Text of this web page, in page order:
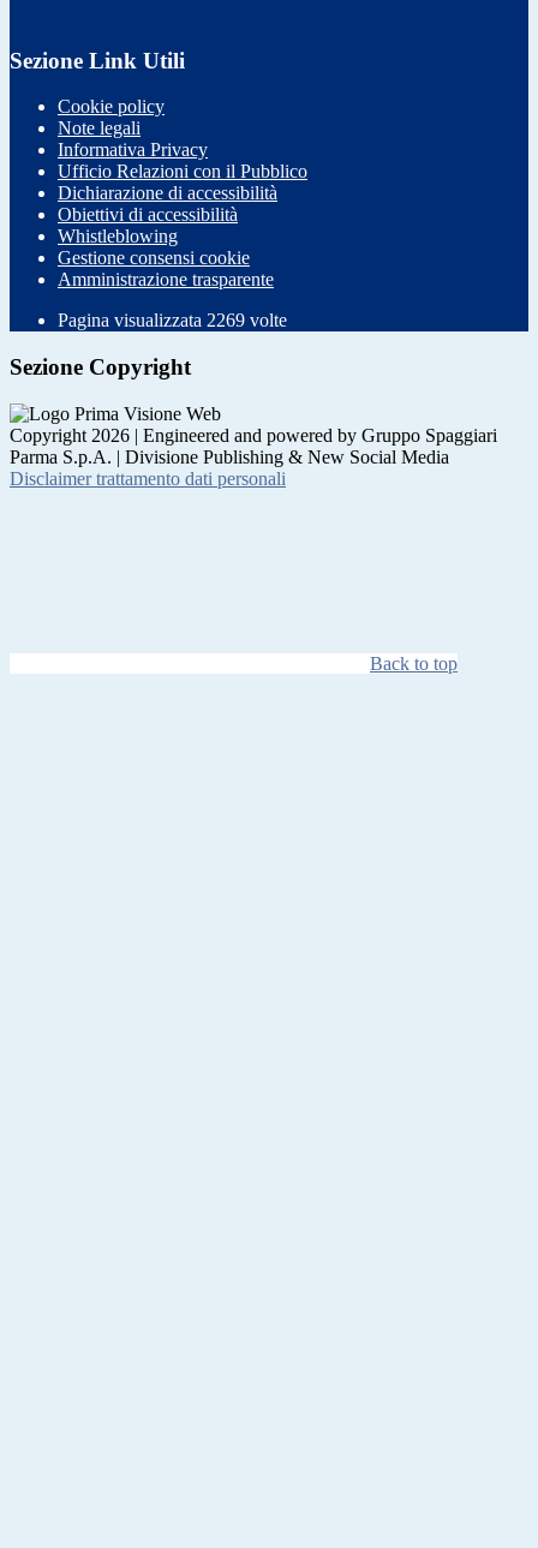
Sezione Link Utili
Cookie policy
Note legali
Informativa Privacy
Ufficio Relazioni con il Pubblico
Dichiarazione di accessibilità
Obiettivi di accessibilità
Whistleblowing
Gestione consensi cookie
Amministrazione trasparente
Pagina visualizzata 2269 volte
Sezione Copyright
Copyright 2026 | Engineered and powered by Gruppo Spaggiari
Parma S.p.A. | Divisione Publishing & New Social Media
Disclaimer trattamento dati personali
Back to top